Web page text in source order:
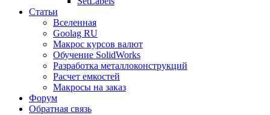
Статьи
Вселенная
Goolag RU
Макрос курсов валют
Обучение SolidWorks
Разработка металлоконструкций
Расчет емкостей
Макросы на заказ
Форум
Обратная связь